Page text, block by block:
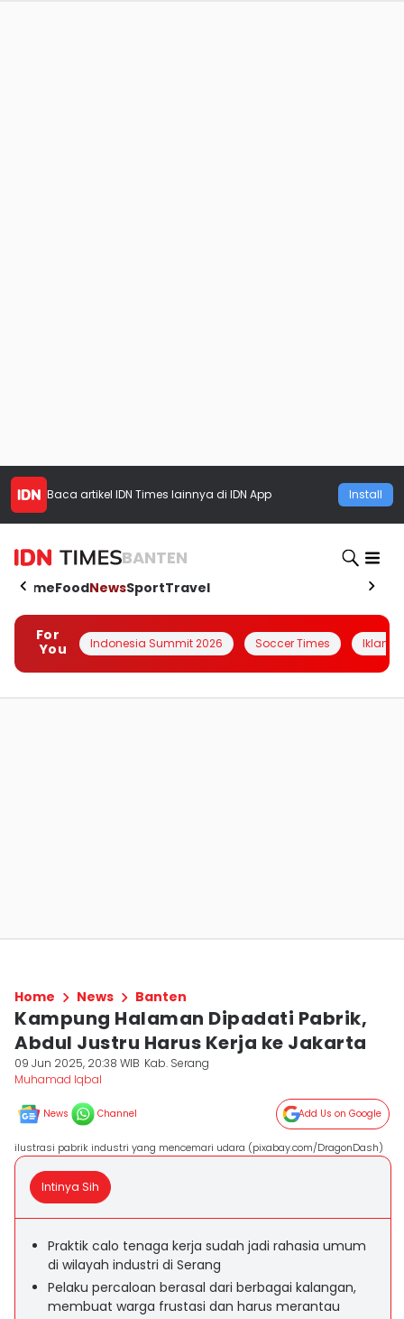
Baca artikel IDN Times lainnya di IDN App Install
BANTEN
HomeFoodNewsSportTravel
For
You
Indonesia Summit 2026 Soccer Times Iklanin
Home News Banten
Kampung Halaman Dipadati Pabrik,
Abdul Justru Harus Kerja ke Jakarta
09 Jun 2025, 20:38 WIB Kab. Serang
Muhamad Iqbal
News Channel Add Us on Google
ilustrasi pabrik industri yang mencemari udara (pixabay.com/DragonDash)
Intinya Sih
Praktik calo tenaga kerja sudah jadi rahasia umum
di wilayah industri di Serang
Pelaku percaloan berasal dari berbagai kalangan,
membuat warga frustasi dan harus merantau